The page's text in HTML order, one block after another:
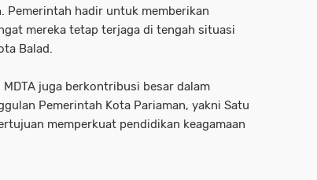
Pemerintah hadir untuk memberikan
mereka tetap terjaga di tengah situasi
Balad.
juga berkontribusi besar dalam
Pemerintah Kota Pariaman, yakni Satu
memperkuat pendidikan keagamaan